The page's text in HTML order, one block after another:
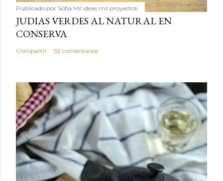
Publicado por Sofía Mil ideas mil proyectos
JUDIAS VERDES AL NATURAL EN
CONSERVA
Compartir 52 comentarios